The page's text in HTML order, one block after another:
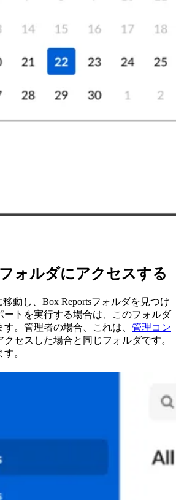
ォルダにアクセスする
移動し、Box Reportsフォルダを見つけ
ートを実行する場合は、このフォルダ
。管理者の場合、これは、 管理コン
クセスした場合と同じフォルダです。
。